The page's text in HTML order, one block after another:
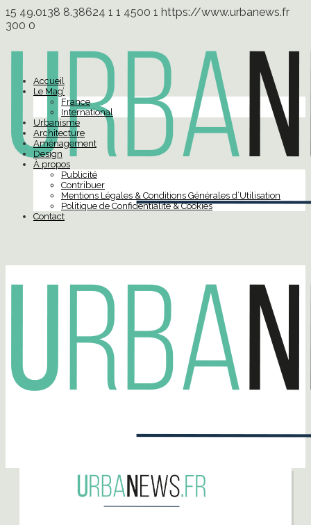
15 49.0138 8.38624 1 1 4500 1 https://www.urbanews.fr
300 0
Accueil
Le Mag’
France
International
Urbanisme
Architecture
Aménagement
Design
À propos
Publicité
Contribuer
Mentions Légales & Conditions Générales d’Utilisation
Politique de Confidentialité & Cookies
Contact